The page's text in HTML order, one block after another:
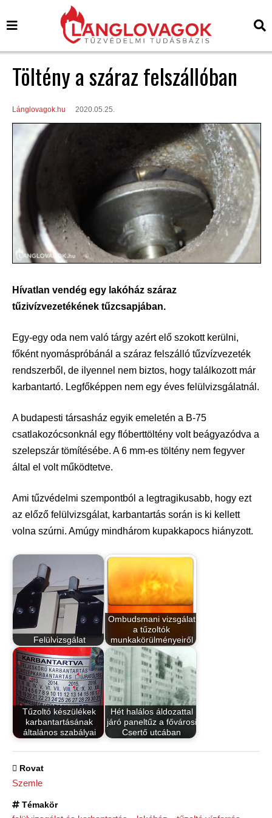
Töltény a száraz felszállóban
Lánglovagok.hu 2020.05.25.
Hívatlan vendég egy lakóház száraz
tűzivízvezetékének tűzcsapjában.
Egy-egy oda nem való tárgy azért elő szokott kerülni,
főként nyomáspróbánál a száraz felszálló tűzvízvezeték
rendszerből, de ilyennel nem biztos, hogy találkozott már
karbantartó. Legfőképpen nem egy éves felülvizsgálatnál.
A budapesti társasház egyik emeletén a B-75
csatlakozócsonknál egy flóberttöltény volt beágyazódva a
szelepszár tömítésébe. A 6 mm-es töltény nem fegyver
által el volt működtetve.
Ami tűzvédelmi szempontból a legtragikusabb, hogy ezt
az előző felülvizsgálat, karbantartás során is ki kellett
volna szúrni. Amúgy mindhárom kupakkapocs hiányzott.
Felülvizsgálat
Ombudsmani vizsgálat
a tűzoltók
munkakörülményeiről
Tűzoltó készülékek
karbantartásának
általános szabályai
Hét halálos áldozattal
járó paneltűz a fővárosi
Csertő utcában
Rovat
Szemle
Témakör